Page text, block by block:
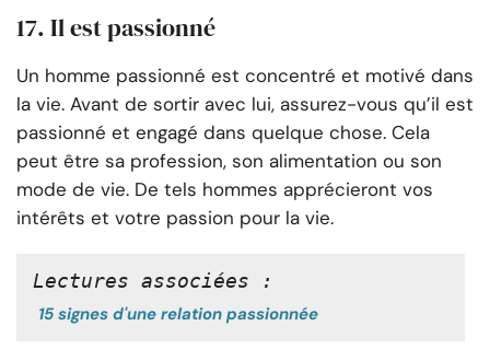
17. Il est passionné
Un homme passionné est concentré et motivé dans
la vie. Avant de sortir avec lui, assurez-vous qu’il est
passionné et engagé dans quelque chose. Cela
peut être sa profession, son alimentation ou son
mode de vie. De tels hommes apprécieront vos
intérêts et votre passion pour la vie.
Lectures associées :
15 signes d'une relation passionnée